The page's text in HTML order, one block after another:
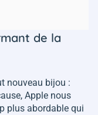
de la
nouveau bijou :
Apple nous
plus abordable qui